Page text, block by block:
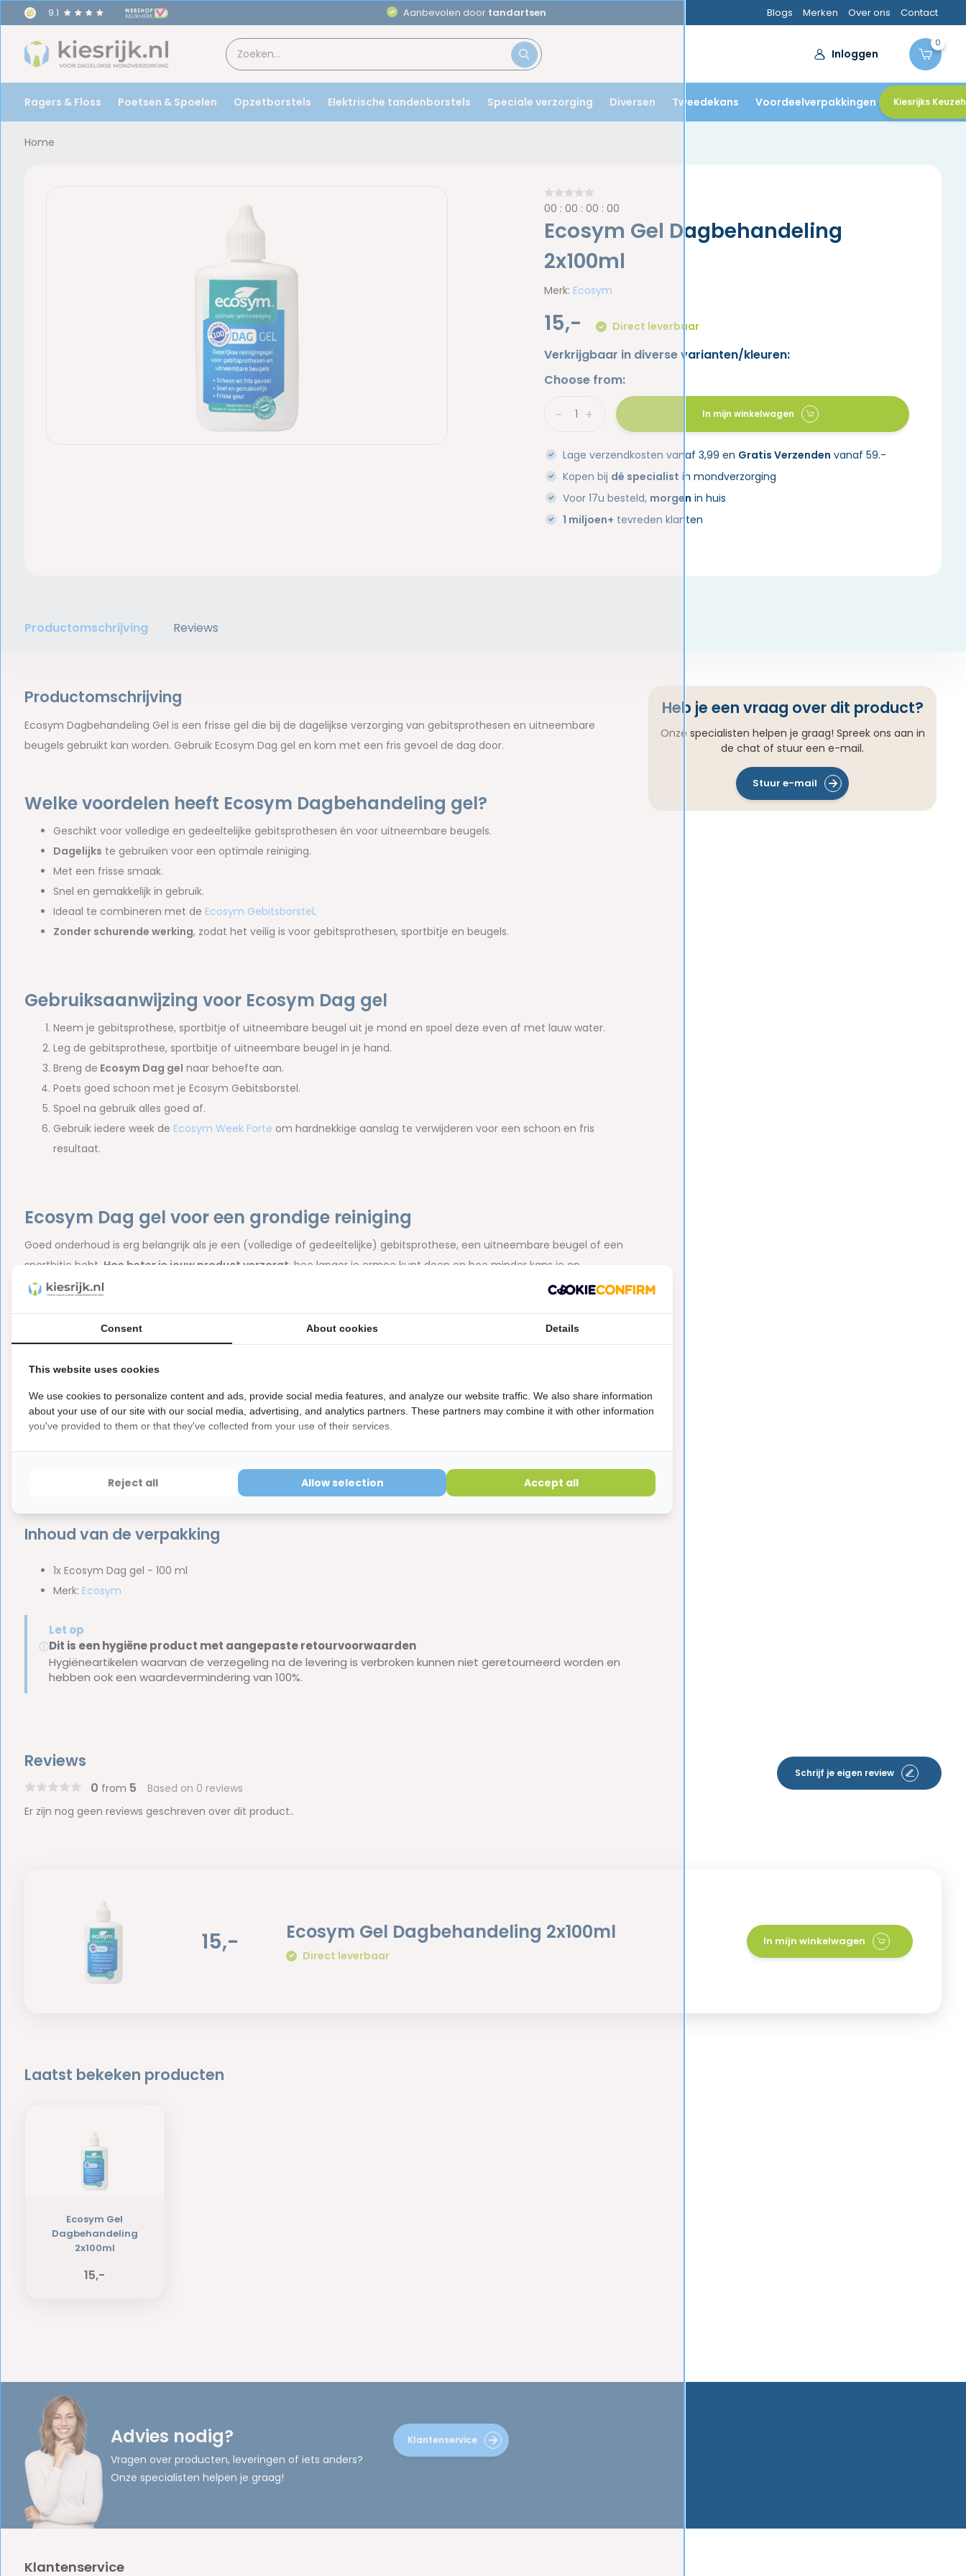
9.1 Aanbevolen door tandartsen Blogs Merken Over ons Contact
Inloggen
0
Ragers & Floss Poetsen & Spoelen Opzetborstels Elektrische tandenborstels Speciale verzorging Diversen Tweedekans Voordeelverpakkingen Kiesrijks
Home
00 :00 :00 :00
Ecosym Gel Dagbehandeling
2x100ml
Merk: Ecosym
15,- Direct leverbaar
Verkrijgbaar in diverse varianten/kleuren:
Choose from:
+
- In mijn winkelwagen
Lage verzendkosten vanaf 3,99 en Gratis Verzenden vanaf 59.-
Kopen bij dé specialist in mondverzorging
Voor 17u besteld, morgen in huis
1 miljoen+ tevreden klanten
Productomschrijving Reviews
Productomschrijving
Ecosym Dagbehandeling Gel is een frisse gel die bij de dagelijkse verzorging van gebitsprothesen en uitneembare
beugels gebruikt kan worden. Gebruik Ecosym Dag gel en kom met een fris gevoel de dag door.
Welke voordelen heeft Ecosym Dagbehandeling gel?
Geschikt voor volledige en gedeeltelijke gebitsprothesen én voor uitneembare beugels.
Dagelijks te gebruiken voor een optimale reiniging.
Met een frisse smaak.
Snel en gemakkelijk in gebruik.
Ideaal te combineren met de Ecosym Gebitsborstel.
Zonder schurende werking, zodat het veilig is voor gebitsprothesen, sportbitje en beugels.
Gebruiksaanwijzing voor Ecosym Dag gel
Neem je gebitsprothese, sportbitje of uitneembare beugel uit je mond en spoel deze even af met lauw water.
Leg de gebitsprothese, sportbitje of uitneembare beugel in je hand.
Breng de Ecosym Dag gel naar behoefte aan.
Poets goed schoon met je Ecosym Gebitsborstel.
Spoel na gebruik alles goed af.
Gebruik iedere week de Ecosym Week Forte om hardnekkige aanslag te verwijderen voor een schoon en fris
resultaat.
Ecosym Dag gel voor een grondige reiniging
Goed onderhoud is erg belangrijk als je een (volledige of gedeeltelijke) gebitsprothese, een uitneembare beugel of een
sportbitje hebt. Hoe beter je jouw product verzorgt , hoe langer je ermee kunt doen en hoe minder kans je op
gebitsproblemen hebt. Daar zit tenslotte niemand op te wachten.
Bij een uitneembare beugel, een gebitsprothese of een sportbitje kun je geen reguliere tandpasta gebruiken voor het
reinigen. De reden hiervoor is simpel: gewone tandpasta heeft een schurende werking, waardoor het krasje en ruwe
prothese met alle gevolgen van dien. Dat wil je voorkomen. Daar komtEcosym Dagbehandeing gelbij kijken. Deze
Ecosym Dag gel kun je iedere dag gebruiken voor een gezonde mondverzorging. De Ecosym gel zorgt voor een grondige
reiniging en geeft je een fris gevoel. Wacht niet langer en start vandaag nog met Ecosym Dag gel voor het
schoonmaken van jouw kunstgebit, uitneembare beugel of sportbitje.
Inhoud van de verpakking
1x Ecosym Dag gel - 100 ml
Merk: Ecosym
ⓘ
Let op
Dit is een hygiëne product met aangepaste retourvoorwaarden
Hygiëneartikelen waarvan de verzegeling na de levering is verbroken kunnen niet geretourneerd worden en
hebben ook een waardevermindering van 100%.
Heb je een vraag over dit product?
Onze specialisten helpen je graag! Spreek ons aan in
de chat of stuur een e-mail.
Stuur e-mail
Reviews
0 from 5 Based on 0 reviews
Schrijf je eigen review
Er zijn nog geen reviews geschreven over dit product..
15,- Ecosym Gel Dagbehandeling 2x100ml
Direct leverbaar
In mijn winkelwagen
Laatst bekeken producten
Ecosym Gel
Dagbehandeling
2x100ml
15,-
Advies nodig?
Vragen over producten, leveringen of iets anders?
Onze specialisten helpen je graag!
Klantenservice
Klantenservice
Consent About cookies Details
This website uses cookies
We use cookies to personalize content and ads, provide social media features, and analyze our website traffic. We also share information
about your use of our site with our social media, advertising, and analytics partners. These partners may combine it with other information
you've provided to them or that they've collected from your use of their services.
Reject all Allow selection Accept all